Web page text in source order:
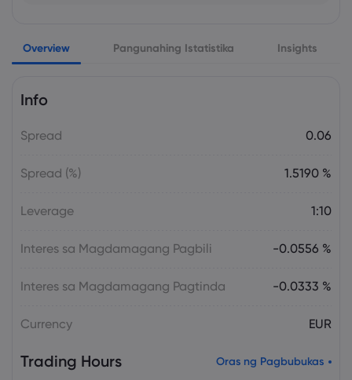
US Government Shutdown Threatens
October Inflation Data Release
US-EU Relations: Russia Sanctions Unite
Overview Pangunahing Istatistika Insights
Info
Spread 0.06
Spread (%) 1.5190 %
Leverage 1:10
Interes sa Magdamagang Pagbili -0.0556 %
Interes sa Magdamagang Pagtinda -0.0333 %
Currency EUR
Trading Hours Oras ng Pagbubukas